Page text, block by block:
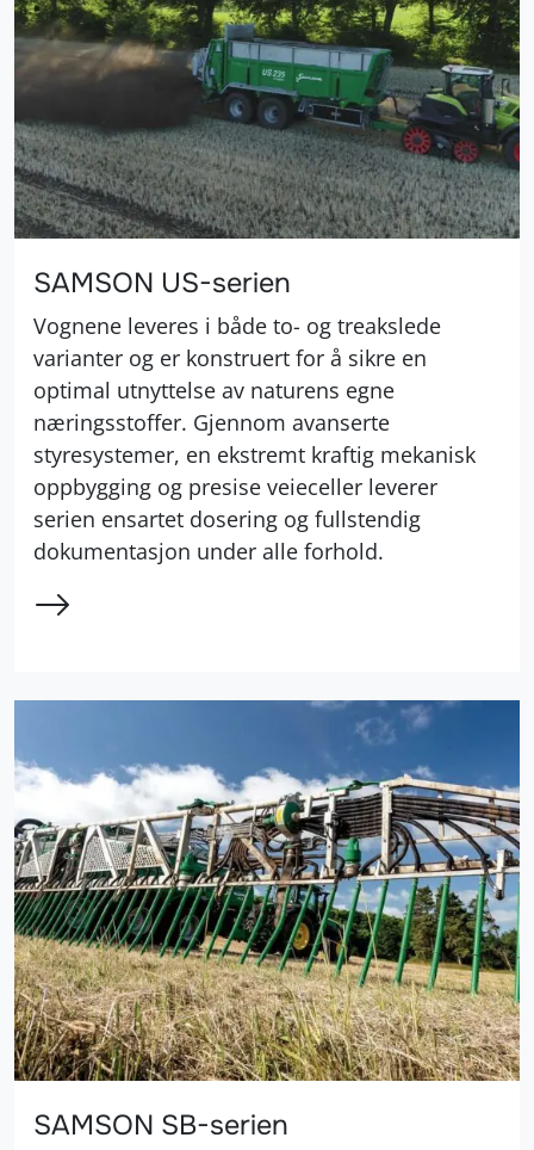
SAMSON US-serien
Vognene leveres i både to- og treakslede
varianter og er konstruert for å sikre en
optimal utnyttelse av naturens egne
næringsstoffer. Gjennom avanserte
styresystemer, en ekstremt kraftig mekanisk
oppbygging og presise veieceller leverer
serien ensartet dosering og fullstendig
dokumentasjon under alle forhold.
SAMSON SB-serien